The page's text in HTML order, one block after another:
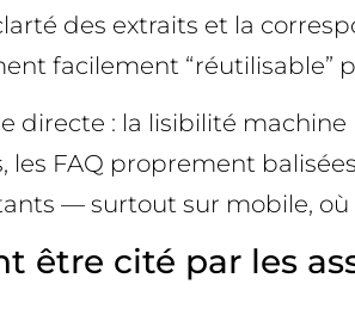
des extraits et la
facilement “réutilisable”
directe : la lisibilité
les FAQ proprement
— surtout sur mobile, où
être cité par les